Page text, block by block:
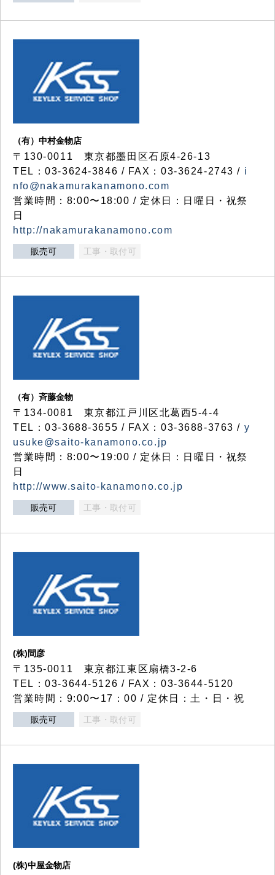
（有）中村金物店
〒130-0011 東京都墨田区石原4-26-13
TEL：03-3624-3846 / FAX：03-3624-2743 / i
nfo@nakamurakanamono.com
営業時間：8:00〜18:00 / 定休日：日曜日・祝祭
日
http://nakamurakanamono.com
販売可 工事・取付可
（有）斉藤金物
〒134-0081 東京都江戸川区北葛西5-4-4
TEL：03-3688-3655 / FAX：03-3688-3763 / y
usuke@saito-kanamono.co.jp
営業時間：8:00〜19:00 / 定休日：日曜日・祝祭
日
http://www.saito-kanamono.co.jp
販売可 工事・取付可
(株)間彦
〒135-0011 東京都江東区扇橋3-2-6
TEL：03-3644-5126 / FAX：03-3644-5120
営業時間：9:00〜17：00 / 定休日：土・日・祝
販売可 工事・取付可
(株)中屋金物店